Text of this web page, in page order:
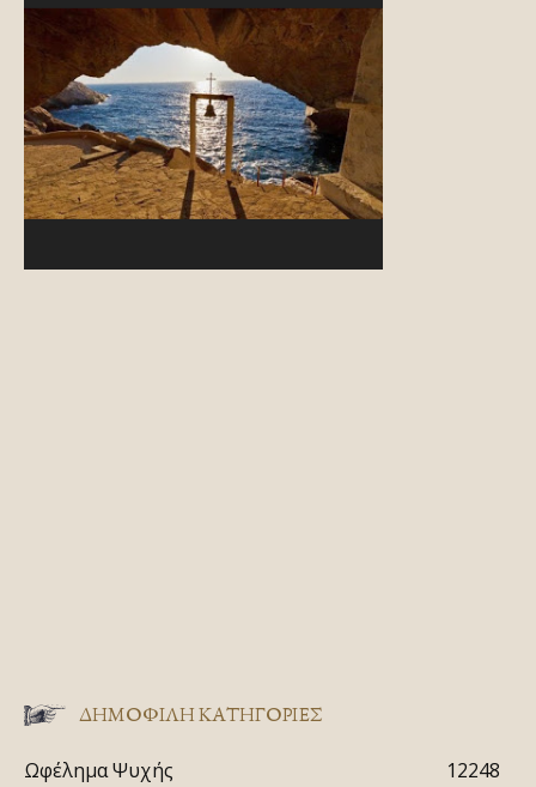
ΔΗΜΟΦΙΛΗ ΚΑΤΗΓΟΡΙΕΣ
Ωφέλημα Ψυχής
12248